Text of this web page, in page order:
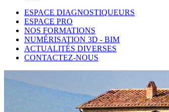
ESPACE DIAGNOSTIQUEURS
ESPACE PRO
NOS FORMATIONS
NUMÉRISATION 3D - BIM
ACTUALITÉS DIVERSES
CONTACTEZ-NOUS